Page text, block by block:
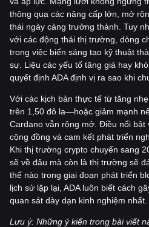
thông qua các nâng cấp lớn, mở
thái ngày càng trưởng thành. Tuy
với các động thái thị trường, dòng
trong việc biến sáng tạo kỹ thuật
sự. Liệu các yếu tố tăng giá hay
quyết định ADA định vị ra sao khi
Với các kịch bản thực tế từ tăng
trên 1,50 đô la—hoặc giảm mạnh
Cardano vẫn rộng mở. Điều nổi bật
cộng đồng và cam kết phát triển
Khi thị trường crypto chuyển sang
sẽ về đâu mà còn là thị trường sẽ
thế nào trong giai đoạn phát triển
lịch sử lặp lại, ADA luôn biết cách
quan sát dày dạn kinh nghiệm nhất.
Lưu ý: Những ý kiến trong bài viết